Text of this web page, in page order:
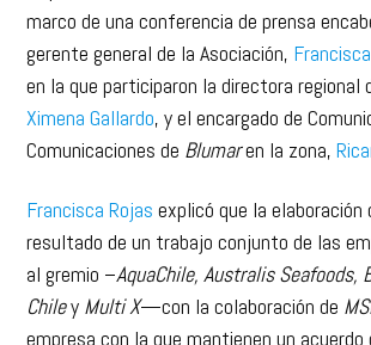
gerente general de la Asociación,Francisca
en la que participaron la directora regional
Ximena Gallardo, y el encargado de
Comunicaciones deBlumaren la zona,
resultado de un trabajo conjunto de las
al gremio –AquaChile, Australis Seafoods,
ChileyMulti X—con la colaboración de
empresa con la que mantienen un acuerdo